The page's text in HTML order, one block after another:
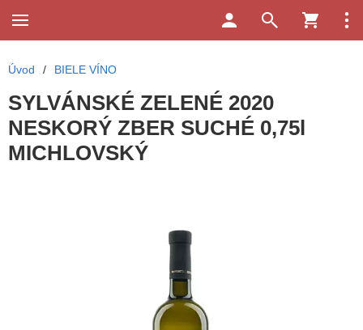
Úvod / BIELE VÍNO
SYLVÁNSKÉ ZELENÉ 2020
NESKORÝ ZBER SUCHÉ 0,75l
MICHLOVSKÝ